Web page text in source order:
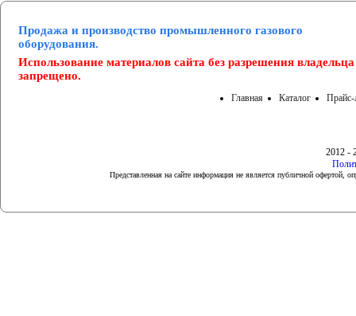
Продажа и производство промышленного газового
оборудования.
Использование материалов сайта без разрешения владельца
запрещено.
Главная Каталог Прайс-
2012 -
Представленная на сайте информация не является публичной